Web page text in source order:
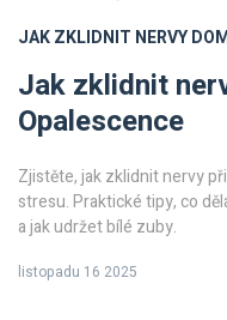
JAK ZKLIDNIT NERVY
Jak zklidnit
Opalescence
Zjistěte, jak zklidnit nervy
stresu. Praktické tipy, co
a jak udržet bílé zuby.
listopadu 16 2025